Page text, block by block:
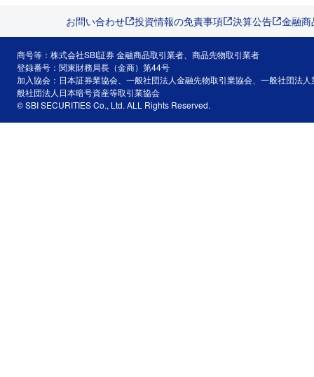
お問い合わせ 投資情報の免責事項 決算公告 金融
商号等：株式会社SBI証券 金融商品取引業者、商品先物取引業者
登録番号：関東財務局長（金商）第44号
加入協会：日本証券業協会、一般社団法人金融先物取引業協会、一般社団法
般社団法人日本暗号資産等取引業協会
© SBI SECURITIES Co., Ltd. ALL Rights Reserved.